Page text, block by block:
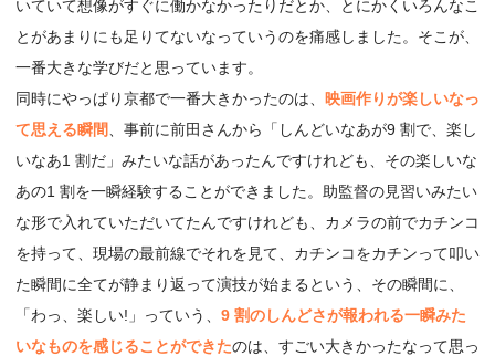
いていて想像がすぐに働かなかったりだとか、とにかくいろんなこ
とがあまりにも足りてないなっていうのを痛感しました。そこが、
一番大きな学びだと思っています。
同時にやっぱり京都で一番大きかったのは、 映画作りが楽しいなっ
て思える瞬間
、事前に前田さんから「しんどいなあが9 割で、楽し
いなあ1 割だ」みたいな話があったんですけれども、その楽しいな
あの1 割を一瞬経験することができました。助監督の見習いみたい
な形で入れていただいてたんですけれども、カメラの前でカチンコ
を持って、現場の最前線でそれを見て、カチンコをカチンって叩い
た瞬間に全てが静まり返って演技が始まるという、その瞬間に、
「わっ、楽しい!」っていう、 9 割のしんどさが報われる一瞬みた
いなものを感じることができたのは、すごい大きかったなって思っ